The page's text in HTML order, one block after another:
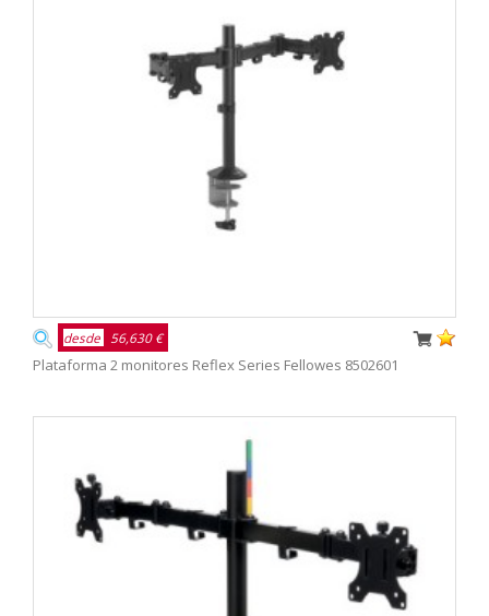
desde 56,630 €
Plataforma 2 monitores Reflex Series Fellowes 8502601